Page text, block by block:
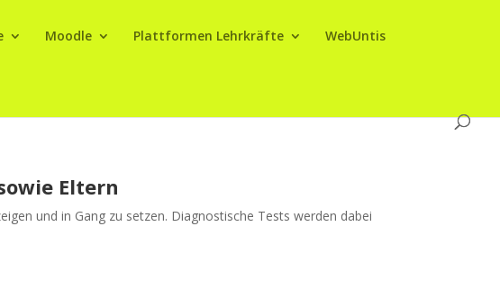
Moodle Plattformen Lehrkräfte WebUntis
Eltern
und in Gang zu setzen. Diagnostische Tests werden dabei